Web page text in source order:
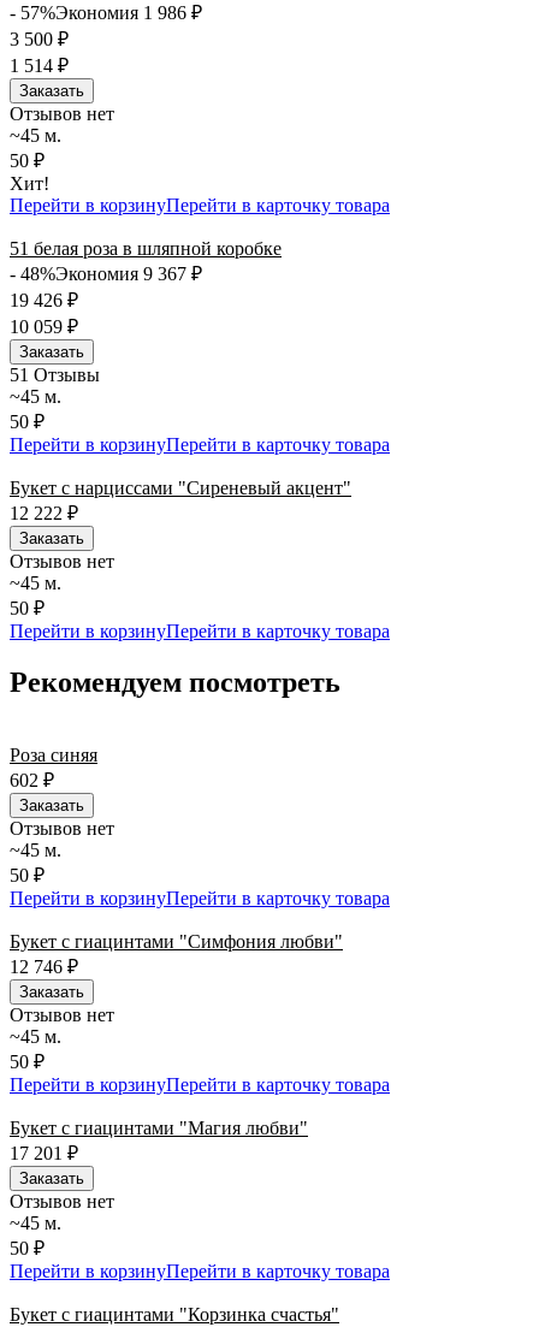
- 57%Экономия 1 986 ₽
3 500 ₽
1 514 ₽
Заказать
Отзывов нет
~45 м.
50 ₽
Хит!
Перейти в корзинуПерейти в карточку товара
51 белая роза в шляпной коробке
- 48%Экономия 9 367 ₽
19 426 ₽
10 059 ₽
Заказать
51 Отзывы
~45 м.
50 ₽
Перейти в корзинуПерейти в карточку товара
Букет с нарциссами "Сиреневый акцент"
12 222 ₽
Заказать
Отзывов нет
~45 м.
50 ₽
Перейти в корзинуПерейти в карточку товара
Рекомендуем посмотреть
Роза синяя
602 ₽
Заказать
Отзывов нет
~45 м.
50 ₽
Перейти в корзинуПерейти в карточку товара
Букет с гиацинтами "Симфония любви"
12 746 ₽
Заказать
Отзывов нет
~45 м.
50 ₽
Перейти в корзинуПерейти в карточку товара
Букет с гиацинтами "Магия любви"
17 201
₽
Заказать
Отзывов нет
~45 м.
50 ₽
Перейти в корзинуПерейти в карточку товара
Букет с гиацинтами "Корзинка счастья"